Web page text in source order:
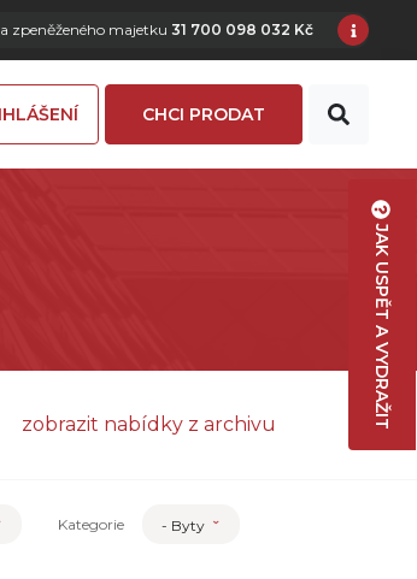
zpeněženého majetku 31 700 098 032 Kč
CHCI PRODAT
zobrazit nabídky z archivu
Kategorie - Byty
JAK USPĚT A VYDRAŽIT